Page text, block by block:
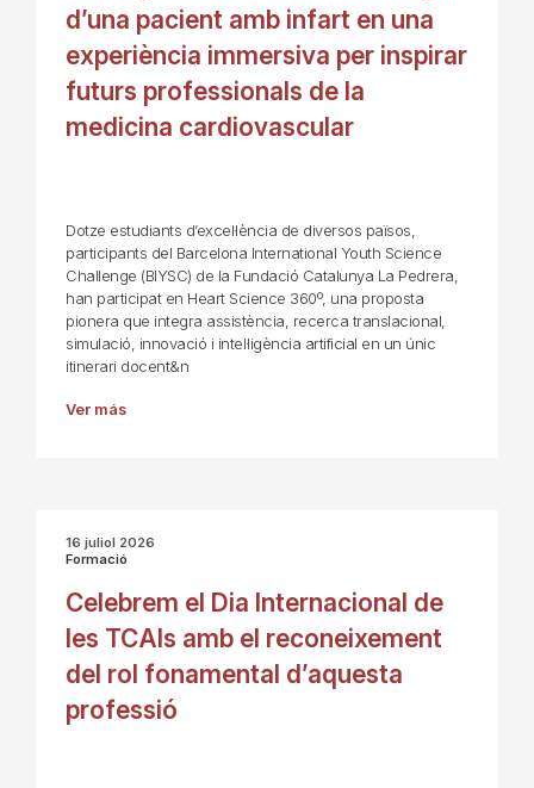
d’una pacient amb infart en una
experiència immersiva per inspirar
futurs professionals de la
medicina cardiovascular
Dotze estudiants d’excel·lència de diversos països,
participants del Barcelona International Youth Science
Challenge (BIYSC) de la Fundació Catalunya La Pedrera,
han participat en Heart Science 360º, una proposta
pionera que integra assistència, recerca translacional,
simulació, innovació i intel·ligència artificial en un únic
itinerari docent&n
Ver más
16 juliol 2026
Formació
Celebrem el Dia Internacional de
les TCAIs amb el reconeixement
del rol fonamental d’aquesta
professió